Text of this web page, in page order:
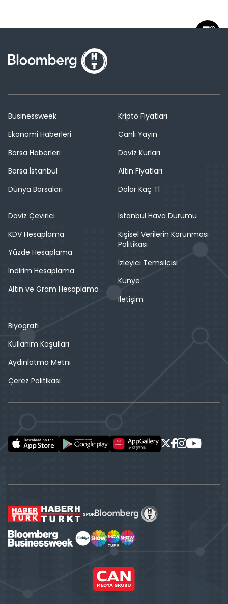
Businessweek
Ekonomi Haberleri
Borsa Haberleri
Borsa İstanbul
Dünya Borsaları
Kripto Fiyatları
Canlı Yayın
Döviz Kurları
Altın Fiyatları
Dolar Kaç Tl
Döviz Çevirici
KDV Hesaplama
Yüzde Hesaplama
İndirim Hesaplama
Altın ve Gram Hesaplama
İstanbul Hava Durumu
Kişisel Verilerin Korunması
Politikası
İzleyici Temsilcisi
Künye
İletişim
Biyografi
Kullanım Koşulları
Aydınlatma Metni
Çerez Politikası